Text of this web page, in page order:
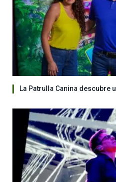
La Patrulla Canina descubre